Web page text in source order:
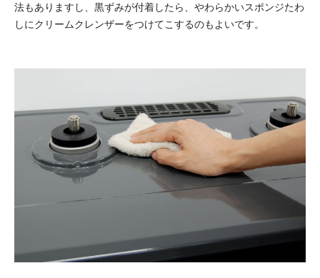
法もありますし、黒ずみが付着したら、やわらかいスポンジたわ
しにクリームクレンザーをつけてこするのもよいです。